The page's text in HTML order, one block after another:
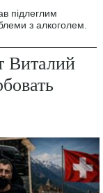
підлеглим
з алкоголем.
Виталий